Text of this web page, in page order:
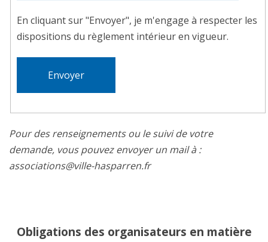
En cliquant sur "Envoyer", je m'engage à respecter les
dispositions du règlement intérieur en vigueur.
Pour des renseignements ou le suivi de votre
demande, vous pouvez envoyer un mail à :
associations@ville-hasparren.fr
Obligations des organisateurs en matière